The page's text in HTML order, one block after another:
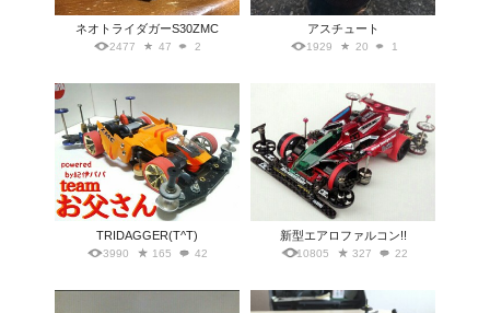
ネオトライダガーS30ZMC
2477 47 2
アスチュート
1929 20 1
TRIDAGGER(T^T)
3990 165 42
新型エアロファルコン!!
10805 327 22